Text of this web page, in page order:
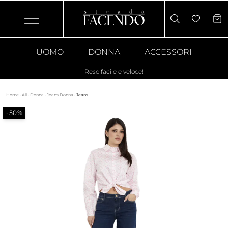
UOMO DONNA ACCESSORI
Reso facile e veloce!
Home · All · Donna · Jeans Donna · Jeans
-50%